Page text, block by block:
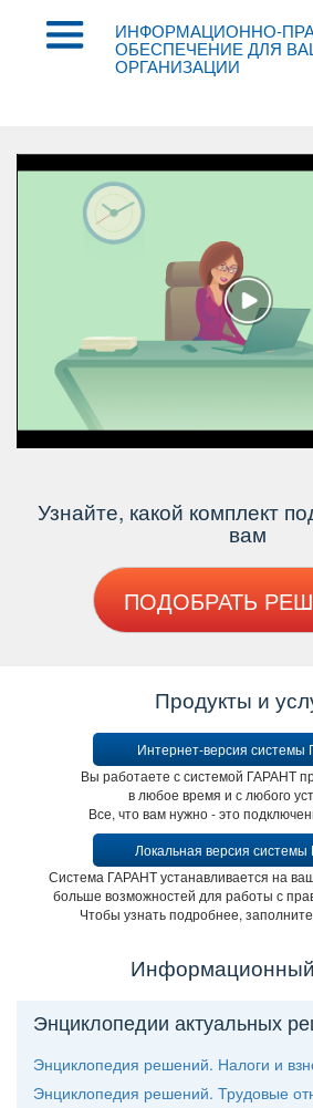
ИНФОРМАЦИОННО-
ОБЕСПЕЧЕНИЕ ДЛЯ
ОРГАНИЗАЦИИ
Узнайте, какой комплект
ам
ПОДОБРАТЬ
Продукты и
Интернет-версия системы
ы работаете с системой ГАРАНТ
любое время и с любого
се, что вам нужно - это
Локальная версия
Система ГАРАНТ устанавливается на
ольше возможностей для работы с
Чтобы узнать подробнее,
Энциклопедии актуальных
Энциклопедия решений. Налоги и
Энциклопедия решений. Трудовые